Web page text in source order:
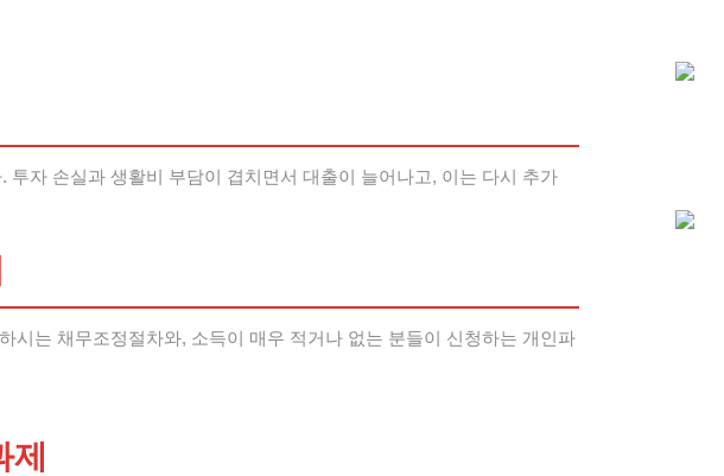
자 손실과 생활비 부담이 겹치면서 대출이 늘어나고, 이는 다시 추가
시는 채무조정절차와, 소득이 매우 적거나 없는 분들이 신청하는 개인파